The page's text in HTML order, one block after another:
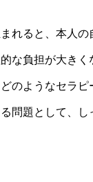
れると、本人の
な負担が大きく
のようなセラ
問題として、し